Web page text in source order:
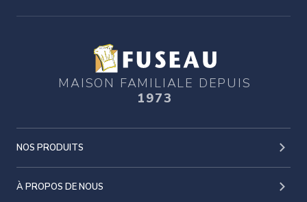
MAISON FAMILIALE DEPUIS
1973
NOS PRODUITS
À PROPOS DE NOUS